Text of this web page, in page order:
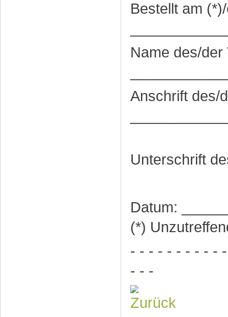
Bestellt am
Name des/
Anschrift des/
Unterschrift
Datum:
(*)
- - - - - - - - - -
- - -